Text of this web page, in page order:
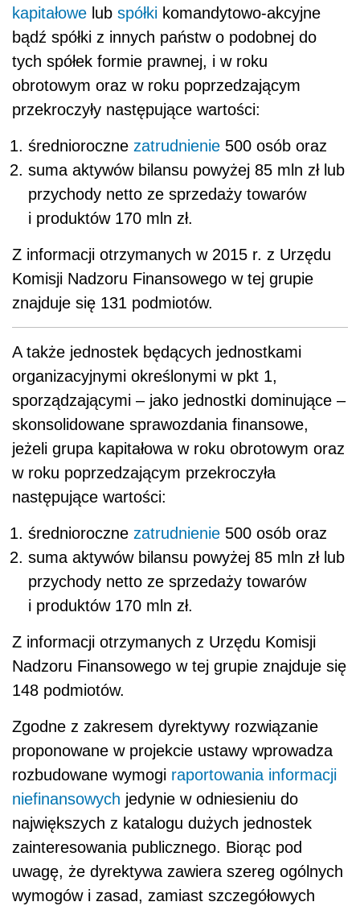
kapitałowe lub spółki komandytowo-akcyjne
bądź spółki z innych państw o podobnej do
tych spółek formie prawnej, i w roku
obrotowym oraz w roku poprzedzającym
przekroczyły następujące wartości:
średnioroczne zatrudnienie 500 osób oraz
suma aktywów bilansu powyżej 85 mln zł lub
przychody netto ze sprzedaży towarów
i produktów 170 mln zł.
Z informacji otrzymanych w 2015 r. z Urzędu
Komisji Nadzoru Finansowego w tej grupie
znajduje się 131 podmiotów.
A także jednostek będących jednostkami
organizacyjnymi określonymi w pkt 1,
sporządzającymi – jako jednostki dominujące –
skonsolidowane sprawozdania finansowe,
jeżeli grupa kapitałowa w roku obrotowym oraz
w roku poprzedzającym przekroczyła
następujące wartości:
średnioroczne zatrudnienie 500 osób oraz
suma aktywów bilansu powyżej 85 mln zł lub
przychody netto ze sprzedaży towarów
i produktów 170 mln zł.
Z informacji otrzymanych z Urzędu Komisji
Nadzoru Finansowego w tej grupie znajduje się
148 podmiotów.
Zgodne z zakresem dyrektywy rozwiązanie
proponowane w projekcie ustawy wprowadza
rozbudowane wymogi raportowania informacji
niefinansowych jedynie w odniesieniu do
największych z katalogu dużych jednostek
zainteresowania publicznego. Biorąc pod
uwagę, że dyrektywa zawiera szereg ogólnych
wymogów i zasad, zamiast szczegółowych